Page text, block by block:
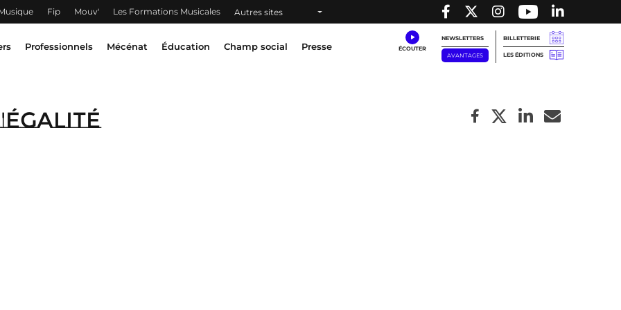
Fip Mouv' Les Formations Musicales Autres sites
Professionnels Mécénat Éducation Champ social Presse
NEWSLETTERS
AVANTAGES
BILLETTERIE
LES ÉDITIONS